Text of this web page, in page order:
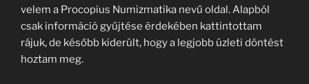
velem a Procopius Numizmatika nevű oldal. Alapból
csak információ gyűjtése érdekében kattintottam
rájuk, de később kiderült, hogy a legjobb üzleti döntést
hoztam meg.